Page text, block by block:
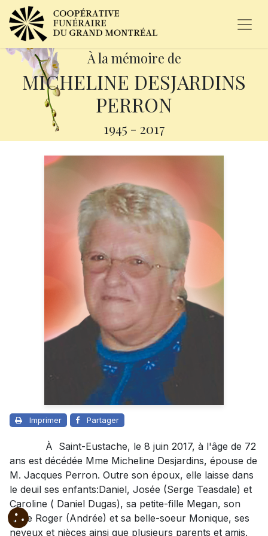
À la mémoire de
MICHELINE DESJARDINS
PERRON
1945 - 2017
Imprimer Partager
À Saint-Eustache, le 8 juin 2017, à l'âge de 72
ans est décédée Mme Micheline Desjardins, épouse de
M. Jacques Perron. Outre son époux, elle laisse dans
le deuil ses enfants:Daniel, Josée (Serge Teasdale) et
Caroline ( Daniel Dugas), sa petite-fille Megan, son
frère Roger (Andrée) et sa belle-soeur Monique, ses
neveux et nièces ainsi que plusieurs parents et amis.